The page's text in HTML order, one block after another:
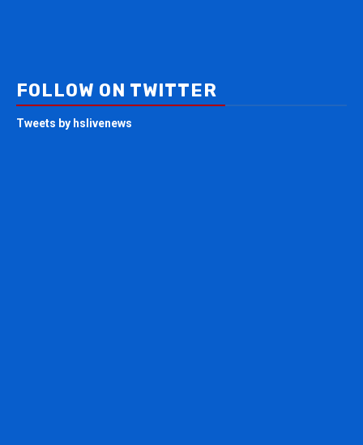
FOLLOW ON TWITTER
Tweets by hslivenews